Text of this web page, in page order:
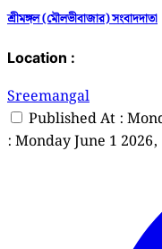
শ্রীমঙ্গল (মৌলভীবাজার) সংবাদদাতা
Location :
Sreemangal
Published At :
: Monday June 1 2026,